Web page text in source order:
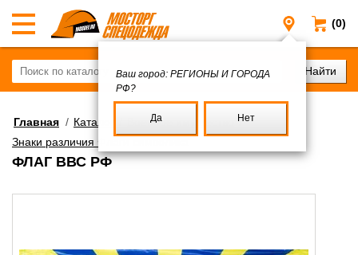
(0)
Регионы
Ваш город: РЕГИОНЫ И ГОРОДА
РФ?
Да Нет
Главная / Каталог Военное имущество
/
Знаки различия Флаги символика
ФЛАГ ВВС РФ